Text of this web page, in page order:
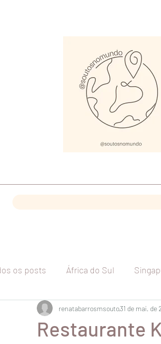
os posts África do Sul
Tailândia Malásia Vietnã
Restaurante
renatabarrosmsouto31 de mai. de